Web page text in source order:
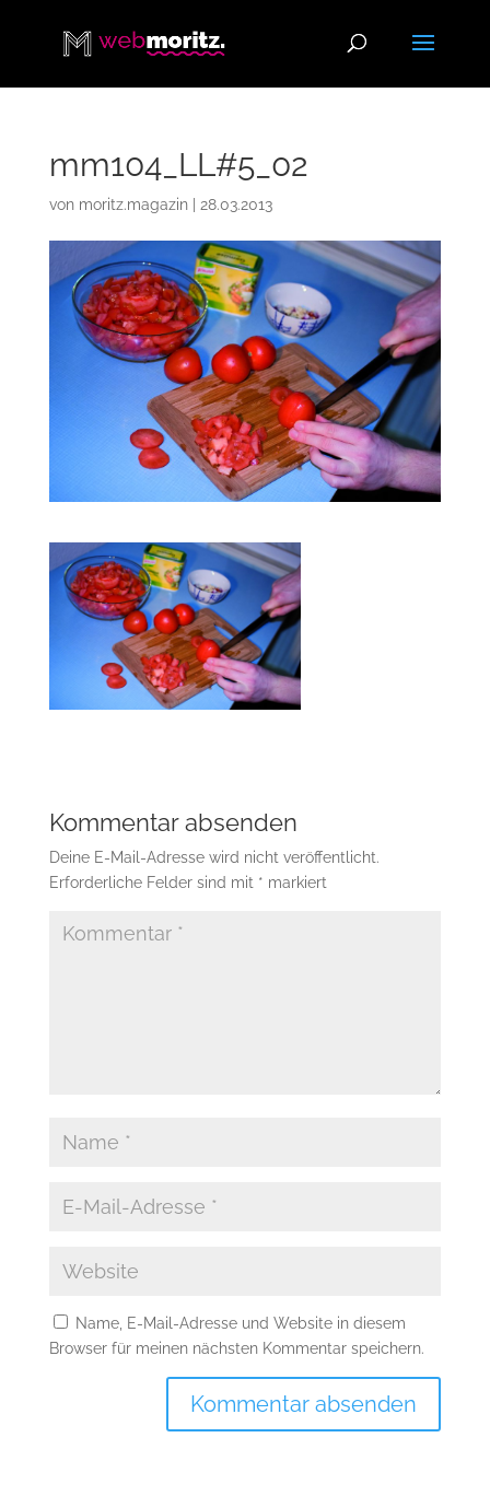
mm104_LL#5_02
von moritz.magazin| 28.03.2013
Kommentar absenden
Deine E-Mail-Adresse wird nicht veröffentlicht.
Erforderliche Felder sind mit * markiert
Name, E-Mail-Adresse und Website in diesem
Browser für meinen nächsten Kommentar speichern.